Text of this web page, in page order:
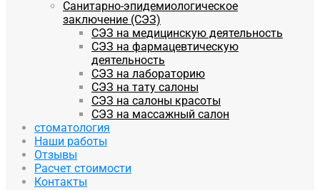
Санитарно-эпидемиологическое
заключение (СЭЗ)
СЭЗ на медицинскую деятельность
СЭЗ на фармацевтическую
деятельность
СЭЗ на лабораторию
СЭЗ на тату салоны
СЭЗ на салоны красоты
СЭЗ на массажный салон
стоматология
Наши работы
Отзывы
Расчет стоимости
Контакты